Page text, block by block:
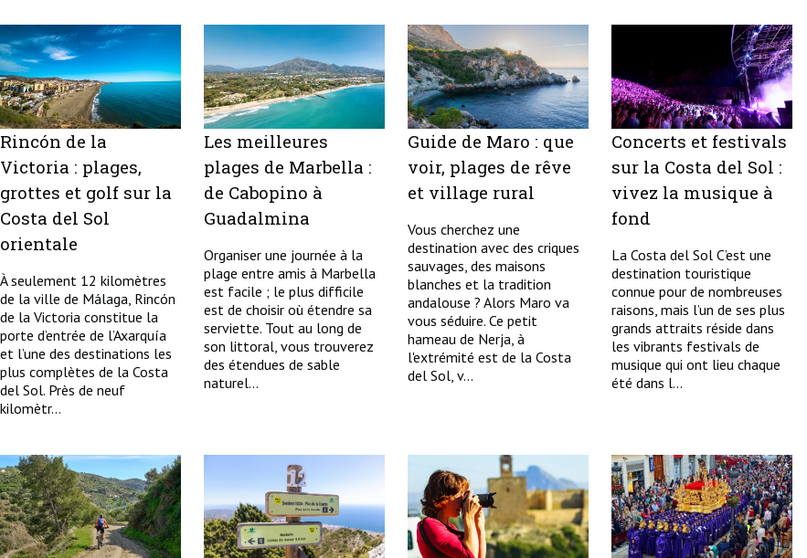
Rincón de la
Victoria : plages,
grottes et golf sur la
Costa del Sol
orientale
À seulement 12 kilomètres
de la ville de Málaga, Rincón
de la Victoria constitue la
porte d’entrée de l’Axarquía
et l’une des destinations les
plus complètes de la Costa
del Sol. Près de neuf
kilomètr...
Les meilleures
plages de Marbella :
de Cabopino à
Guadalmina
Organiser une journée à la
plage entre amis à Marbella
est facile ; le plus difficile
est de choisir où étendre sa
serviette. Tout au long de
son littoral, vous trouverez
des étendues de sable
naturel...
Guide de Maro : que
voir, plages de rêve
et village rural
Vous cherchez une
destination avec des criques
sauvages, des maisons
blanches et la tradition
andalouse ? Alors Maro va
vous séduire. Ce petit
hameau de Nerja, à
l'extrémité est de la Costa
del Sol, v...
Concerts et festivals
sur la Costa del Sol :
vivez la musique à
fond
La Costa del Sol C’est une
destination touristique
connue pour de nombreuses
raisons, mais l’un de ses plus
grands attraits réside dans
les vibrants festivals de
musique qui ont lieu chaque
été dans l...